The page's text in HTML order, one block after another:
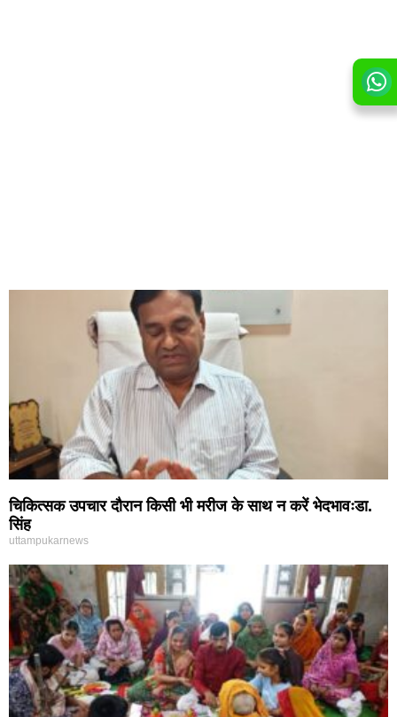
चिकित्सक उपचार दौरान किसी भी मरीज के साथ न करें भेदभावःडा.
सिंह
uttampukarnews